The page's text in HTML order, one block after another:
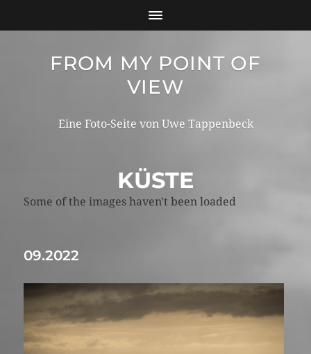
FROM MY POINT OF
VIEW
Eine Foto-Seite von Uwe Tappenbeck
KÜSTE
Some of the images haven't been loaded
09.2022